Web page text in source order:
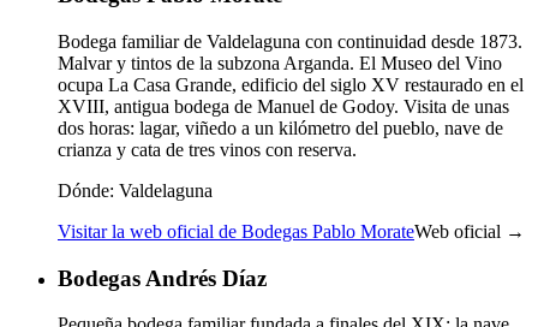
Bodega familiar de Valdelaguna con continuidad desde 1873.
Malvar y tintos de la subzona Arganda. El Museo del Vino
ocupa La Casa Grande, edificio del siglo XV restaurado en el
XVIII, antigua bodega de Manuel de Godoy. Visita de unas
dos horas: lagar, viñedo a un kilómetro del pueblo, nave de
crianza y cata de tres vinos con reserva.
Dónde: Valdelaguna
Visitar la web oficial de Bodegas Pablo MorateWeb oficial →
Bodegas Andrés Díaz